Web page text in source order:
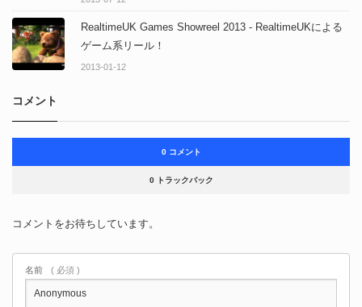
RealtimeUK Games Showreel 2013 - RealtimeUKによる
ゲーム系リール！
2013-01-12
コメント
0 コメント
0 トラックバック
コメントをお待ちしています。
名前 ( 必須 )